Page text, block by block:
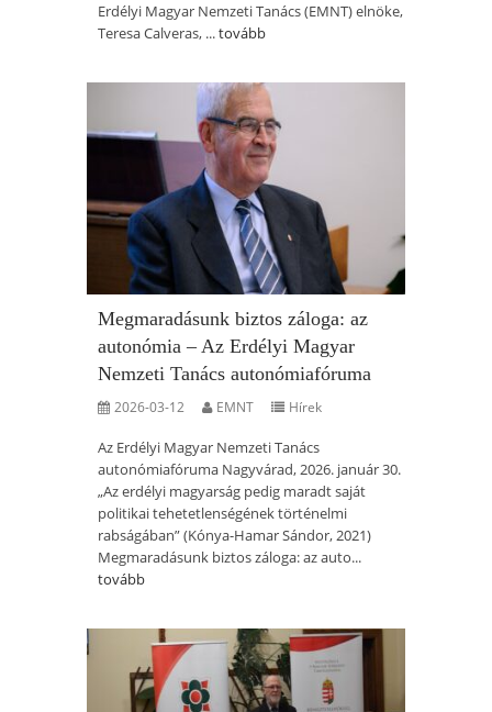
Erdélyi Magyar Nemzeti Tanács (EMNT) elnöke,
Teresa Calveras, ...tovább
Megmaradásunk biztos záloga: az
autonómia – Az Erdélyi Magyar
Nemzeti Tanács autonómiafóruma
2026-03-12 EMNT Hírek
Az Erdélyi Magyar Nemzeti Tanács
autonómiafóruma Nagyvárad, 2026. január 30.
„Az erdélyi magyarság pedig maradt saját
politikai tehetetlenségének történelmi
rabságában” (Kónya-Hamar Sándor, 2021)
Megmaradásunk biztos záloga: az auto...
tovább